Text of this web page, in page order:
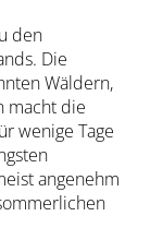
den
Die
Wäldern,
macht die
wenige Tage
angenehm